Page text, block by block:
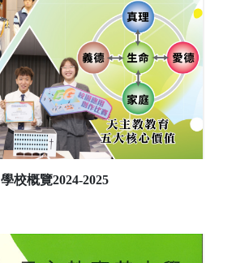
學校概覽2024-2025